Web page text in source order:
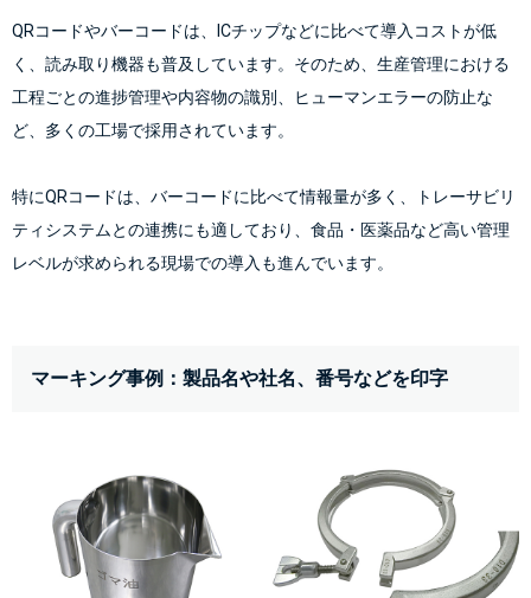
QRコードやバーコードは、ICチップなどに比べて導入コストが低
く、読み取り機器も普及しています。そのため、生産管理における
工程ごとの進捗管理や内容物の識別、ヒューマンエラーの防止な
ど、多くの工場で採用されています。
特にQRコードは、バーコードに比べて情報量が多く、トレーサビリ
ティシステムとの連携にも適しており、食品・医薬品など高い管理
レベルが求められる現場での導入も進んでいます。
マーキング事例：製品名や社名、番号などを印字